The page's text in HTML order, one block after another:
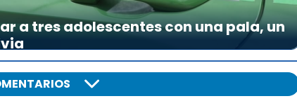
a tres adolescentes con una pala, un